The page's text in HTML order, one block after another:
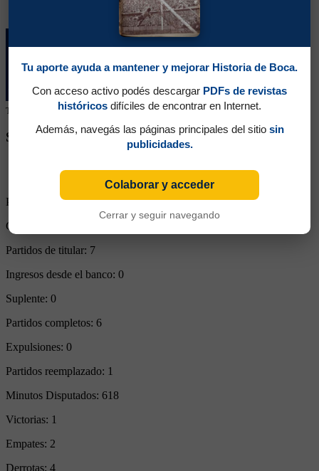
Tu colaboración ayuda a mantener este archivo histórico en línea
SEGUINOS EN REDES SOCIALES
Partidos Jugados:7
Goles Convertidos:
Partidos de titular: 7
Ingresos desde el banco: 0
Suplente: 0
Partidos completos: 6
Expulsiones: 0
Partidos reemplazado: 1
Minutos Disputados: 618
Victorias: 1
Empates: 2
Derrotas: 4
Tu aporte ayuda a mantener y mejorar Historia de Boca.
Con acceso activo podés descargar PDFs de revistas
históricos difíciles de encontrar en Internet.
Además, navegás las páginas principales del sitio sin
publicidades.
Colaborar y acceder
Cerrar y seguir navegando